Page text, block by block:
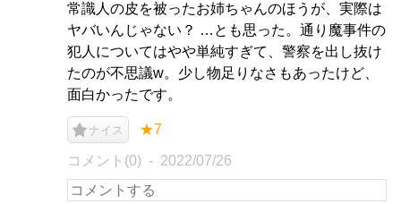
常識人の皮を被ったお姉ちゃんのほうが、実際は
ヤバいんじゃない？ …とも思った。通り魔事件の
犯人についてはやや単純すぎて、警察を出し抜け
たのが不思議w。少し物足りなさもあったけど、
面白かったです。
ナイス ★7
コメント(0) 2022/07/26